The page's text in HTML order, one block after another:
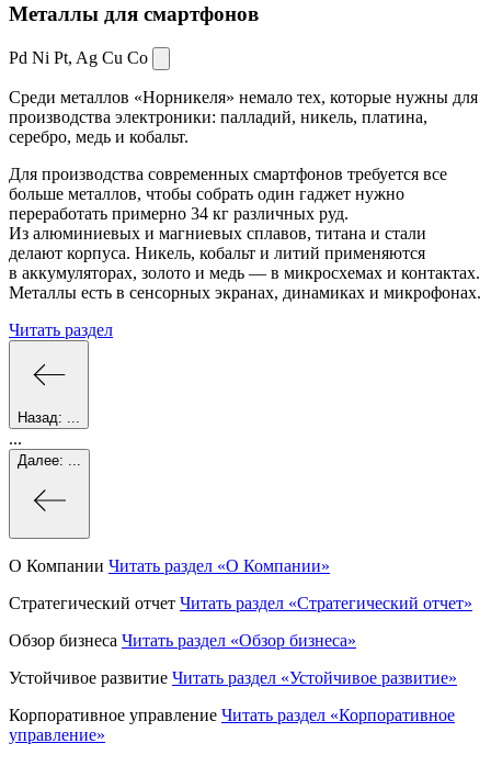
Металлы для смартфонов
Pd Ni Pt, Ag Cu Co
Среди металлов «Норникеля» немало тех, которые нужны для
производства электроники: палладий, никель, платина,
серебро, медь и кобальт.
Для производства современных смартфонов требуется все
больше металлов, чтобы собрать один гаджет нужно
переработать примерно 34 кг различных руд.
Из алюминиевых и магниевых сплавов, титана и стали
делают корпуса. Никель, кобальт и литий применяются
в аккумуляторах, золото и медь — в микросхемах и контактах.
Металлы есть в сенсорных экранах, динамиках и микрофонах.
Читать раздел
Назад:
...
Далее:
О Компании Читать раздел «О Компании»
Стратегический отчет Читать раздел «Стратегический отчет»
Обзор бизнеса Читать раздел «Обзор бизнеса»
Устойчивое развитие Читать раздел «Устойчивое развитие»
Корпоративное управление Читать раздел «Корпоративное
управление»